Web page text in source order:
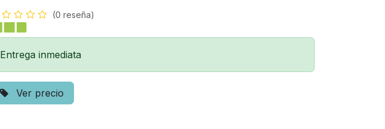
(0 reseña)
Entrega inmediata
Ver precio